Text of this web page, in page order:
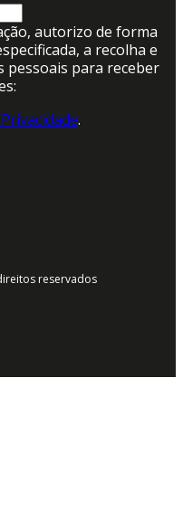
autorizo de forma
a recolha e
pessoais para receber
.
reservados